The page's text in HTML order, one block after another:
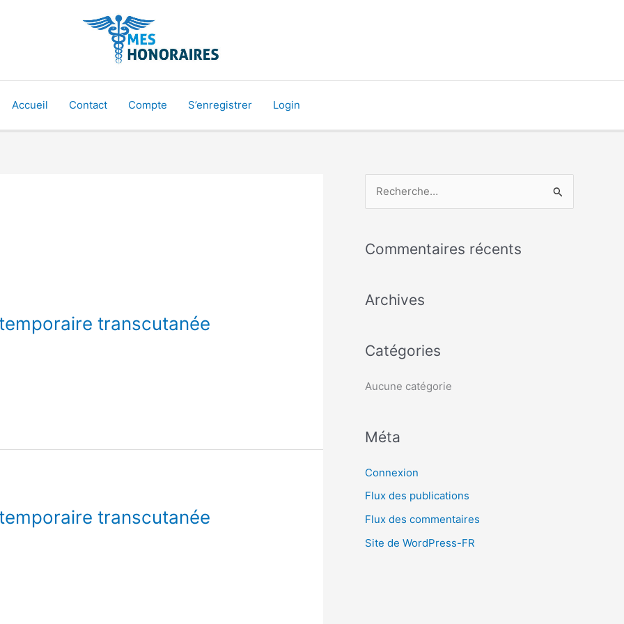
Accueil Contact Compte S’enregistrer Login
transcutanée
transcutanée
h
r
e
r
Commentaires récents
Archives
Catégories
Aucune catégorie
Méta
Connexion
Flux des publications
Flux des commentaires
Site de WordPress-FR